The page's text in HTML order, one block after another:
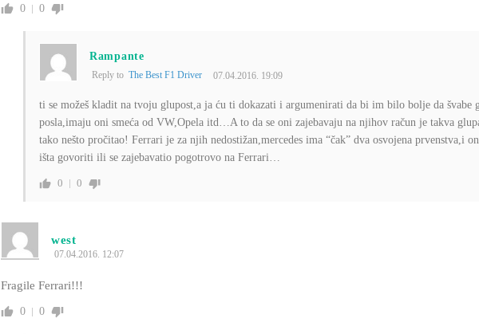
0 0
Rampante
Reply to The Best F1 Driver 07.04.2016. 19:09
ti se možeš kladit na tvoju glupost,a ja ću ti dokazati i argumenirati da bi im bilo bolje da švabe
posla,imaju oni smeća od VW,Opela itd…A to da se oni zajebavaju na njihov račun je takva
tako nešto pročitao! Ferrari je za njih nedostižan,mercedes ima “čak” dva osvojena prvenstva,i
išta govoriti ili se zajebavatio pogotrovo na Ferrari…
0 0
west
07.04.2016. 12:07
Fragile Ferrari!!!
0 0